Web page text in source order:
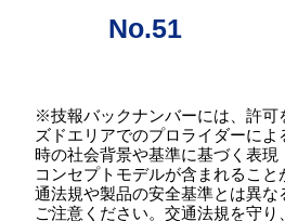
No.51
※技報バックナンバーには、許可
ズドエリアでのプロライダーによ
時の社会背景や基準に基づく表
コンセプトモデルが含まれるこ
通法規や製品の安全基準とは異
ご注意ください。交通法規を守